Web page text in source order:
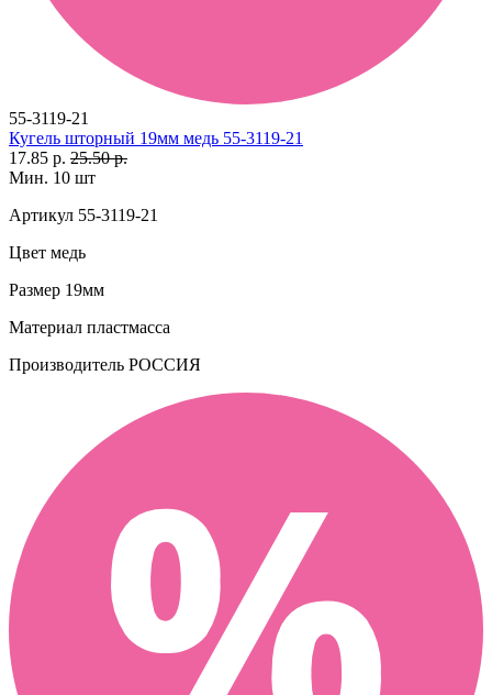
55-3119-21
Кугель шторный 19мм медь 55-3119-21
17.85 р. 25.50 р.
Мин. 10 шт
Артикул 55-3119-21
Цвет медь
Размер 19мм
Материал пластмасса
Производитель РОССИЯ